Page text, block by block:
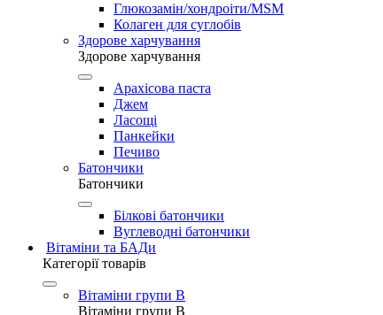
Глюкозамін/хондроіти/MSM
Колаген для суглобів
Здорове харчування
Здорове харчування
Арахісова паста
Джем
Ласощі
Панкейки
Печиво
Батончики
Батончики
Білкові батончики
Вуглеводні батончики
Вітаміни та БАДи
Категорії товарів
Вітаміни групи B
Вітаміни групи B